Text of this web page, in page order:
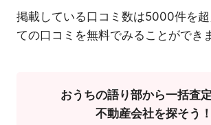
掲載している口コミ数は5000件を
ての口コミを無料でみることができ
おうちの語り部から一括査定
不動産会社を探そう！